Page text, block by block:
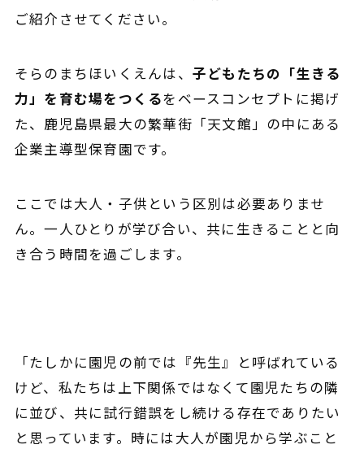
ご紹介させてください。
そらのまちほいくえんは、 子どもたちの「生きる
力」を育む場をつくるをベースコンセプトに掲げ
た、鹿児島県最大の繁華街「天文館」の中にある
企業主導型保育園です。
ここでは大人・子供という区別は必要ありませ
ん。一人ひとりが学び合い、共に生きることと向
き合う時間を過ごします。
「たしかに園児の前では『先生』と呼ばれている
けど、私たちは上下関係ではなくて園児たちの隣
に並び、共に試行錯誤をし続ける存在でありたい
と思っています。時には大人が園児から学ぶこと